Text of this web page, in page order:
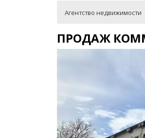
Агентство недвижимости
ПРОДАЖ